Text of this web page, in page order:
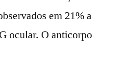
em 21% a
ocular. O anticorpo